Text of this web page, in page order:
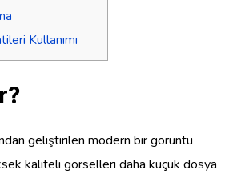
Kullanımı
geliştirilen modern bir görüntü
kaliteli görselleri daha küçük dosya